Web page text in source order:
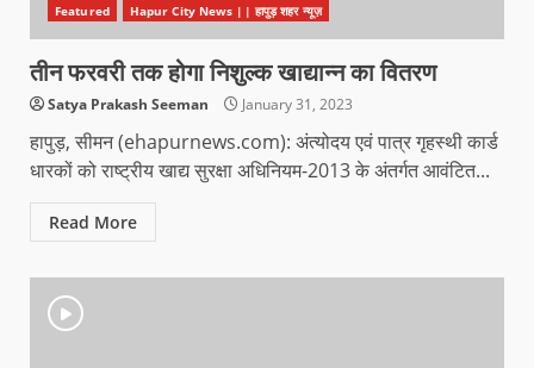
Featured Hapur City News || हापुड़ शहर न्यूज़
तीन फरवरी तक होगा निशुल्क खाद्यान्न का वितरण
Satya Prakash Seeman January 31, 2023
हापुड़, सीमन (ehapurnews.com): अंत्योदय एवं पात्र गृहस्थी कार्ड
धारकों को राष्ट्रीय खाद्य सुरक्षा अधिनियम-2013 के अंतर्गत आवंटित...
Read More